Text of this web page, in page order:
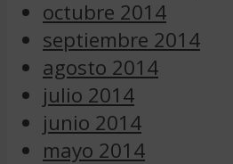
octubre 2014
septiembre 2014
agosto 2014
julio 2014
junio 2014
mayo 2014